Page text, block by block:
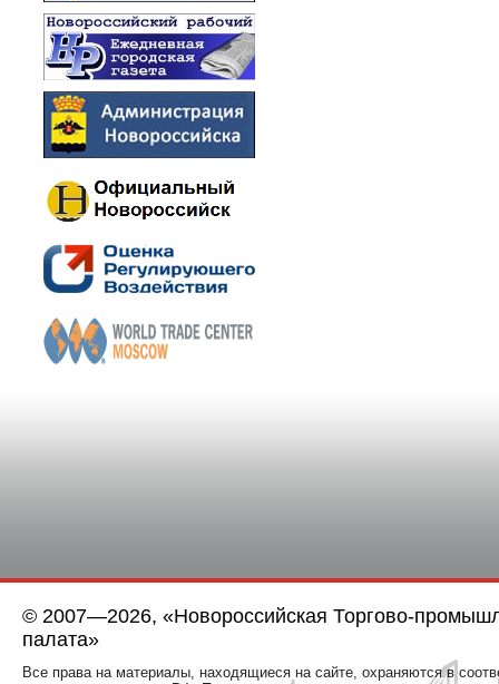
© 2007—2026, «Новороссийская Торгово-
палата»
Все права на материалы, находящиеся на сайте, охраняются в